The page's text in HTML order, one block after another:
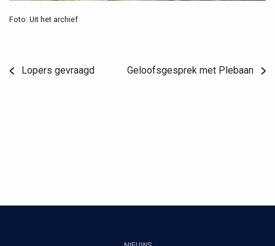
Foto: Uit het archief
Lopers gevraagd Geloofsgesprek met Plebaan